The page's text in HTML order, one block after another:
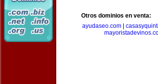
Otros dominios en venta:
ayudaseo.com